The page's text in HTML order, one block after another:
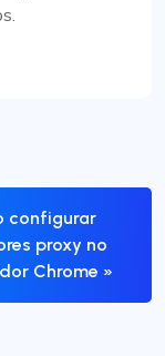
configurar
proxy no
Chrome »